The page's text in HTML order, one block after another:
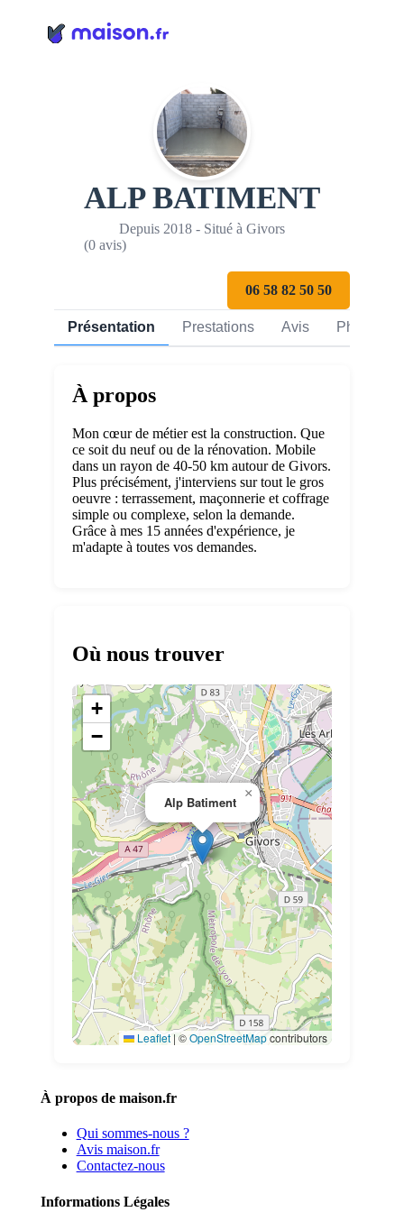
ALP BATIMENT
Depuis 2018 - Situé à Givors
(0 avis)
06 58 82 50 50
Présentation Prestations Avis Photos
À propos
Mon cœur de métier est la construction. Que
ce soit du neuf ou de la rénovation. Mobile
dans un rayon de 40-50 km autour de Givors.
Plus précisément, j'interviens sur tout le gros
oeuvre : terrassement, maçonnerie et coffrage
simple ou complexe, selon la demande.
Grâce à mes 15 années d'expérience, je
m'adapte à toutes vos demandes.
Où nous trouver
Alp Batiment
×
+
−
Leaflet | ©OpenStreetMapcontributors
À propos de maison.fr
Qui sommes-nous ?
Avis maison.fr
Contactez-nous
Informations Légales